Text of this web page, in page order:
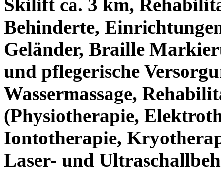
Skilift ca. 3 km,
Behinderte,
Geländer, Braille
und pflegerische
Wassermassage,
(Physiotherapie,
Iontotherapie,
Laser- und